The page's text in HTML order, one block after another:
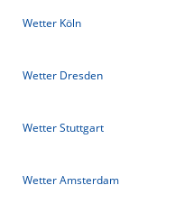
Wetter Köln
Wetter Dresden
Wetter Stuttgart
Wetter Amsterdam